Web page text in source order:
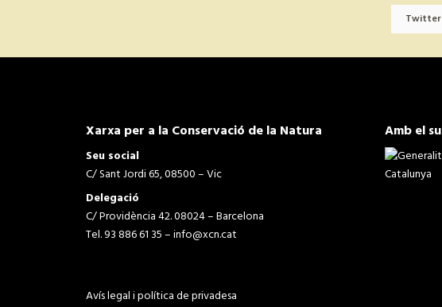
Twitter
Xarxa per a la Conservació de la Natura
Seu social
C/ Sant Jordi 65, 08500 – Vic
Delegació
C/ Providència 42. 08024 – Barcelona
Tel. 93 886 61 35 –info@xcn.cat
Amb el
Avís legal i política de privadesa